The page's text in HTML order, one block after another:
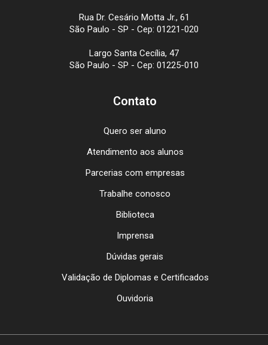
Rua Dr. Cesário Motta Jr., 61
São Paulo - SP - Cep: 01221-020
Largo Santa Cecília, 47
São Paulo - SP - Cep: 01225-010
Contato
Quero ser aluno
Atendimento aos alunos
Parcerias com empresas
Trabalhe conosco
Biblioteca
Imprensa
Dúvidas gerais
Validação de Diplomas e Certificados
Ouvidoria